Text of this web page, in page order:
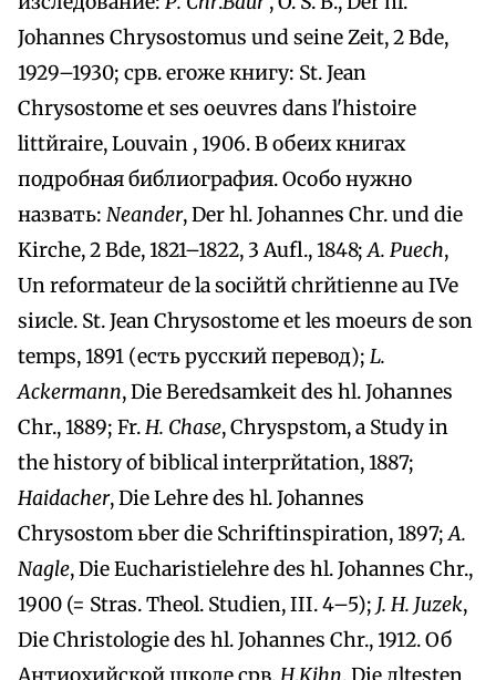
Johannes Chrysostomus und seine Zeit, 2 Bde,
1929–1930; срв. егоже книгу: St. Jean
Chrysostome et ses oeuvres dans l'histoire
littйraire, Louvain , 1906. В обеих книгах
подробная библиография. Особо нужно
назвать: Neander, Der hl. Johannes Chr. und die
Kirche, 2 Bde, 1821–1822, 3 Aufl., 1848;A. Puech,
Un reformateur de la sociйtй chrйtienne au IVe
siиcle. St. Jean Chrysostome et les moeurs de son
temps, 1891 (есть русский перевод); L.
Ackermann, Die Beredsamkeit des hl. Johannes
Chr., 1889; Fr.H. Chase, Chryspstom, a Study in
the history of biblical interprйtation, 1887;
Haidacher, Die Lehre des hl. Johannes
Chrysostom ьber die Schriftinspiration, 1897;A.
Nagle, Die Eucharistielehre des hl. Johannes Chr.,
1900 (= Stras. Theol. Studien, III. 4–5); J. H. Juzek,
Die Christologie des hl. Johannes Chr., 1912. Об